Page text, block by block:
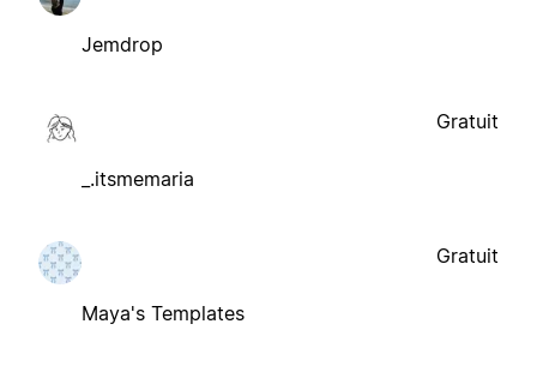
Jemdrop
_.itsmemaria
Gratuit
Maya's Templates
Gratuit